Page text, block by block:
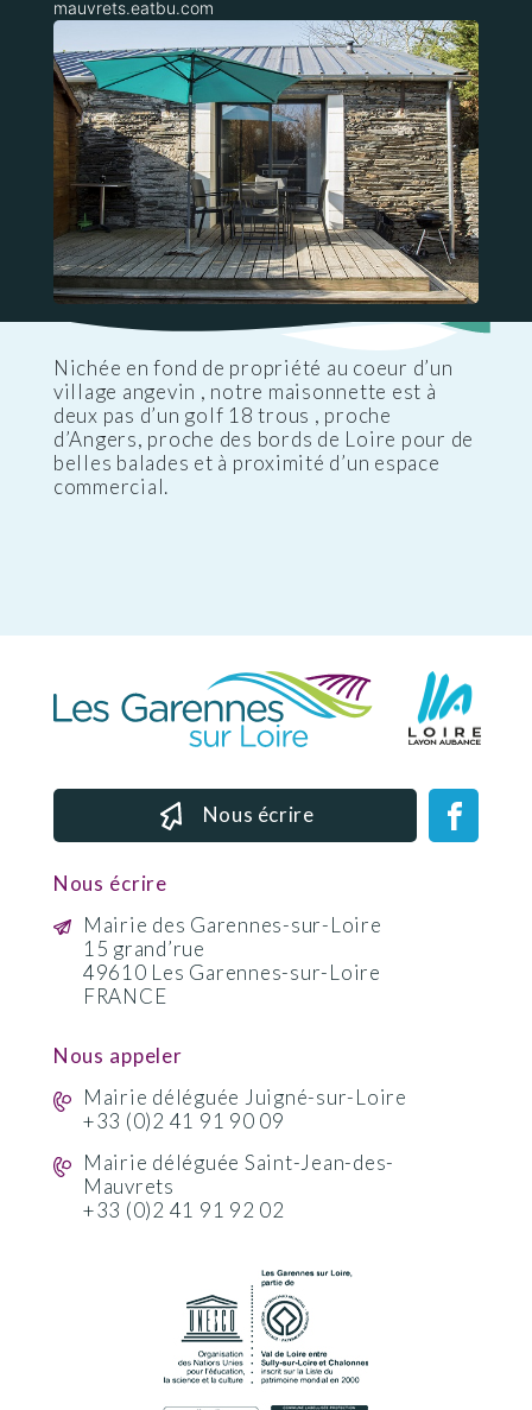
mauvrets.eatbu.com
Nichée en fond de propriété au coeur d’un
village angevin , notre maisonnette est à
deux pas d’un golf 18 trous , proche
d’Angers, proche des bords de Loire pour de
belles balades et à proximité d’un espace
commercial.
Nous écrire
Nous écrire
Mairie des Garennes-sur-Loire
15 grand’rue
49610 Les Garennes-sur-Loire
FRANCE
Nous appeler
Mairie déléguée Juigné-sur-Loire
+33 (0)2 41 91 90 09
Mairie déléguée Saint-Jean-des-
Mauvrets
+33 (0)2 41 91 92 02